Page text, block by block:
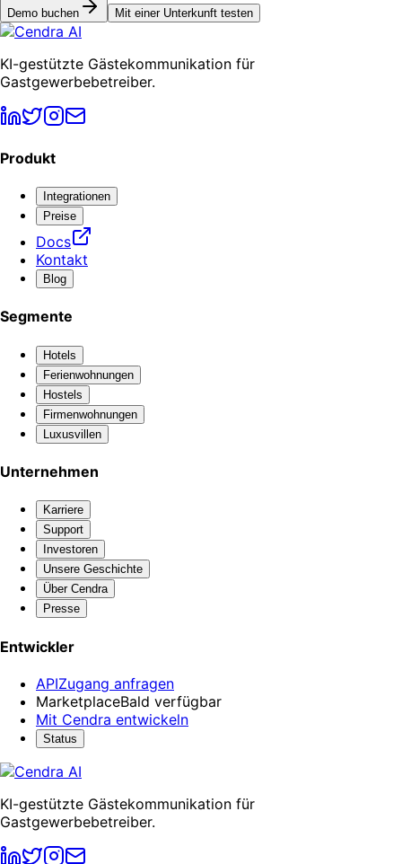
Demo buchen Mit einer Unterkunft testen
KI-gestützte Gästekommunikation für
Gastgewerbebetreiber.
Produkt
Integrationen
Preise
Docs
Kontakt
Blog
Segmente
Hotels
Ferienwohnungen
Hostels
Firmenwohnungen
Luxusvillen
Unternehmen
Karriere
Support
Investoren
Unsere Geschichte
Über Cendra
Presse
Entwickler
APIZugang anfragen
MarketplaceBald verfügbar
Mit Cendra entwickeln
Status
KI-gestützte Gästekommunikation für
Gastgewerbebetreiber.